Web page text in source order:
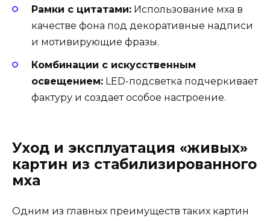
Рамки с цитатами: Использование мха в
качестве фона под декоративные надписи
и мотивирующие фразы.
Комбинации с искусственным
освещением: LED-подсветка подчеркивает
фактуру и создает особое настроение.
Уход и эксплуатация «живых»
картин из стабилизированного
мха
Одним из главных преимуществ таких картин